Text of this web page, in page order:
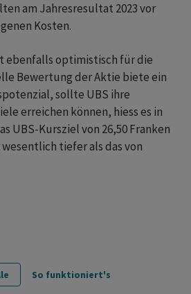
am Jahresresultat 2023 vor
Kosten.
ebenfalls optimistisch für die
Bewertung der Aktie biete ein
sollte UBS ihre
erreichen können, hiess es in
UBS-Kursziel von 26,50 Franken
tiefer als das von
So funktioniert's